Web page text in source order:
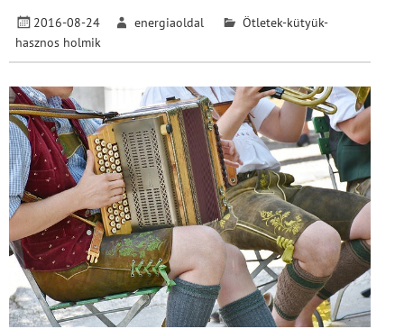
2016-08-24 energiaoldal
Ötletek-kütyük-
hasznos holmik